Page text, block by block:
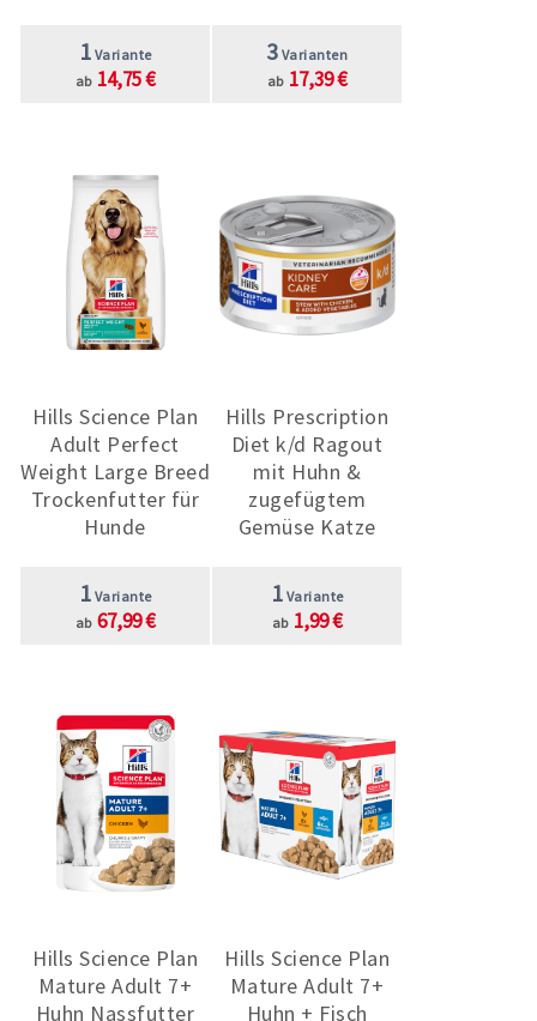
1 Variante
ab 14,75 €
3 Varianten
ab 17,39 €
Hills Science Plan
Adult Perfect
Weight Large Breed
Trockenfutter für
Hunde
1 Variante
ab 67,99 €
Hills Prescription
Diet k/d Ragout
mit Huhn &
zugefügtem
Gemüse Katze
1 Variante
ab 1,99 €
Hills Science Plan
Mature Adult 7+
Huhn Nassfutter
Hills Science Plan
Mature Adult 7+
Huhn + Fisch